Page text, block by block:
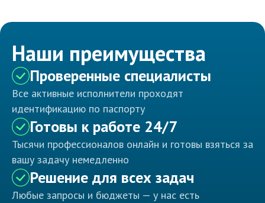
Наши преимущества
Проверенные специалисты
Все активные исполнители проходят
идентификацию по паспорту
Готовы к работе 24/7
Тысячи профессионалов онлайн и готовы взяться за
вашу задачу немедленно
Решение для всех задач
Любые запросы и бюджеты — у нас есть